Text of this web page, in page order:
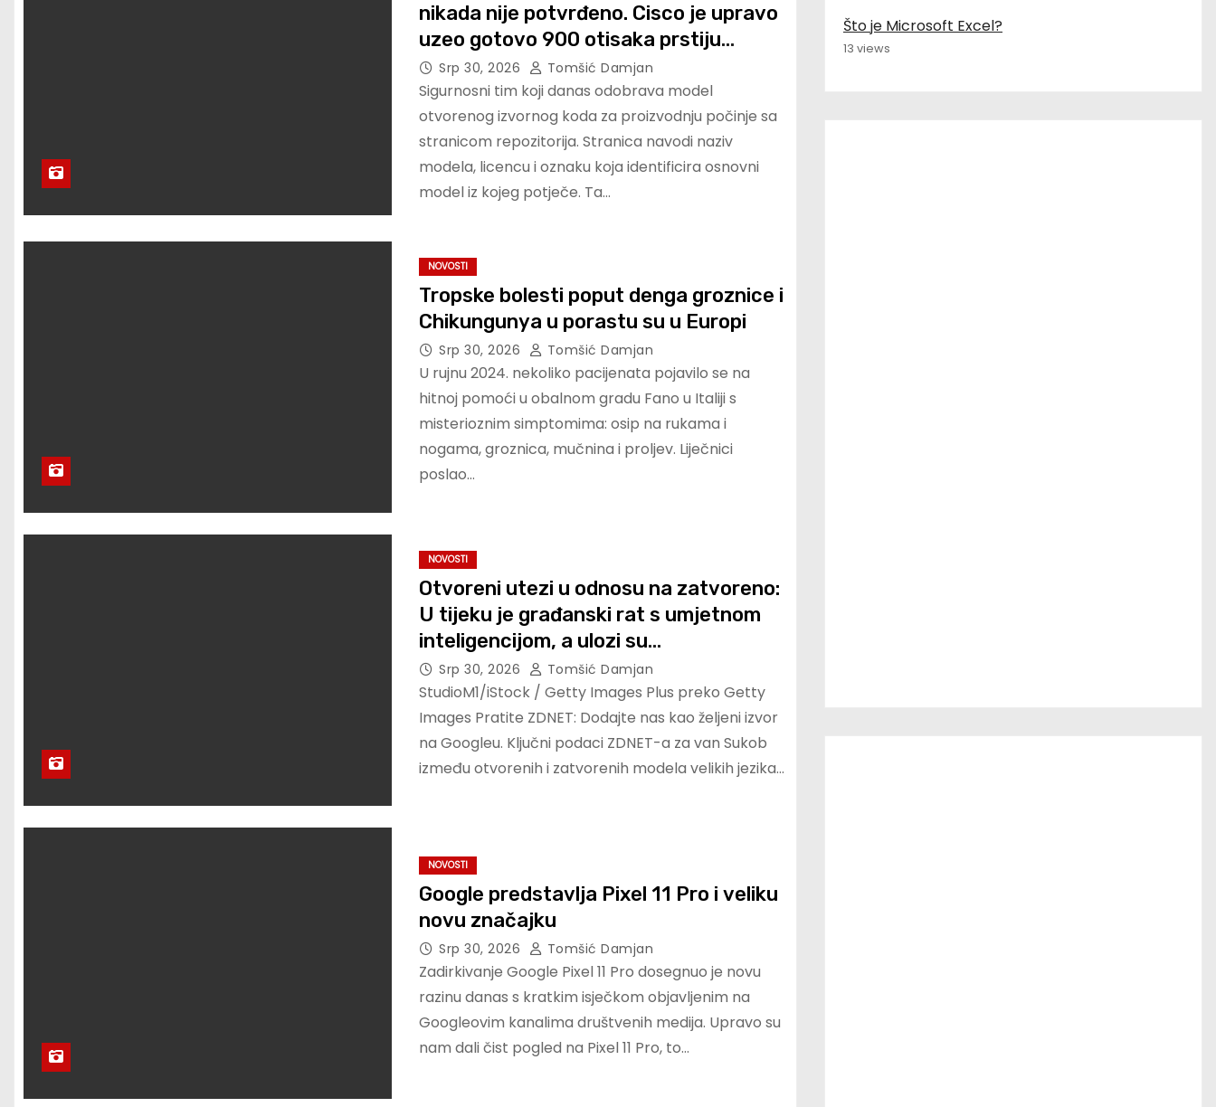
nikada nije potvrđeno. Cisco je upravo
uzeo gotovo 900 otisaka prstiju
besplatno
Srp 30, 2026 Tomšić Damjan
Sigurnosni tim koji danas odobrava model
otvorenog izvornog koda za proizvodnju počinje sa
stranicom repozitorija. Stranica navodi naziv
modela, licencu i oznaku koja identificira osnovni
model iz kojeg potječe. Ta…
NOVOSTI
Tropske bolesti poput denga groznice i
Chikungunya u porastu su u Europi
Srp 30, 2026 Tomšić Damjan
U rujnu 2024. nekoliko pacijenata pojavilo se na
hitnoj pomoći u obalnom gradu Fano u Italiji s
misterioznim simptomima: osip na rukama i
nogama, groznica, mučnina i proljev. Liječnici
poslao…
NOVOSTI
Otvoreni utezi u odnosu na zatvoreno:
U tijeku je građanski rat s umjetnom
inteligencijom, a ulozi su
egzistencijalni
Srp 30, 2026 Tomšić Damjan
StudioM1/iStock / Getty Images Plus preko Getty
Images Pratite ZDNET: Dodajte nas kao željeni izvor
na Googleu. Ključni podaci ZDNET-a za van Sukob
između otvorenih i zatvorenih modela velikih jezika…
NOVOSTI
Google predstavlja Pixel 11 Pro i veliku
novu značajku
Srp 30, 2026 Tomšić Damjan
Zadirkivanje Google Pixel 11 Pro dosegnuo je novu
razinu danas s kratkim isječkom objavljenim na
Googleovim kanalima društvenih medija. Upravo su
nam dali čist pogled na Pixel 11 Pro, to…
Što je Microsoft Excel?
13 views